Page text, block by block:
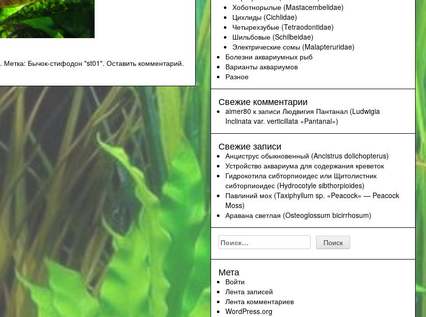
. Метка: Бычок-стифодон "st01". Оставить комментарий.
Хоботнорылые (Mastacembelidae)
Цихлиды (Cichlidae)
Четырехзубые (Tetraodontidae)
Шильбовые (Schilbeidae)
Электрические сомы (Malapteruridae)
Болезни аквариумных рыб
Варианты аквариумов
Разное
Свежие комментарии
aimer80 к записи Людвигия Пантанал (Ludwigia
Inclinata var. verticillata «Pantanal»)
Свежие записи
Анциструс обыкновенный (Ancistrus dolichopterus)
Устройство аквариума для содержания креветок
Гидрокотила сибторпиоидес или Щитолистник
сибторпиоидес (Hydrocotyle sibthorpioides)
Павлиний мох (Taxiphyllum sp. «Peacock» — Peacock
Moss)
Аравана светлая (Osteoglossum bicirrhosum)
Найти:
Мета
Войти
Лента записей
Лента комментариев
WordPress.org